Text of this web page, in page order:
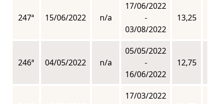
247ª 15/06/2022 n/a
17/06/2022
-
03/08/2022
13,25
246ª 04/05/2022 n/a
05/05/2022
-
16/06/2022
12,75
17/03/2022